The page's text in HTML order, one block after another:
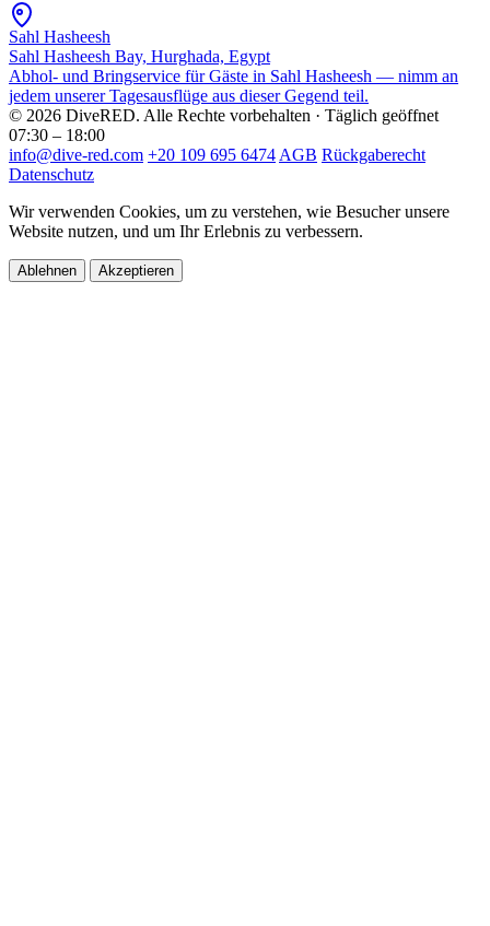
Sahl Hasheesh
Sahl Hasheesh Bay, Hurghada, Egypt
Abhol- und Bringservice für Gäste in Sahl Hasheesh — nimm an
jedem unserer Tagesausflüge aus dieser Gegend teil.
© 2026 DiveRED. Alle Rechte vorbehalten · Täglich geöffnet
07:30 – 18:00
info@dive-red.com +20 109 695 6474 AGB Rückgaberecht
Datenschutz
Wir verwenden Cookies, um zu verstehen, wie Besucher unsere
Website nutzen, und um Ihr Erlebnis zu verbessern.
Ablehnen Akzeptieren